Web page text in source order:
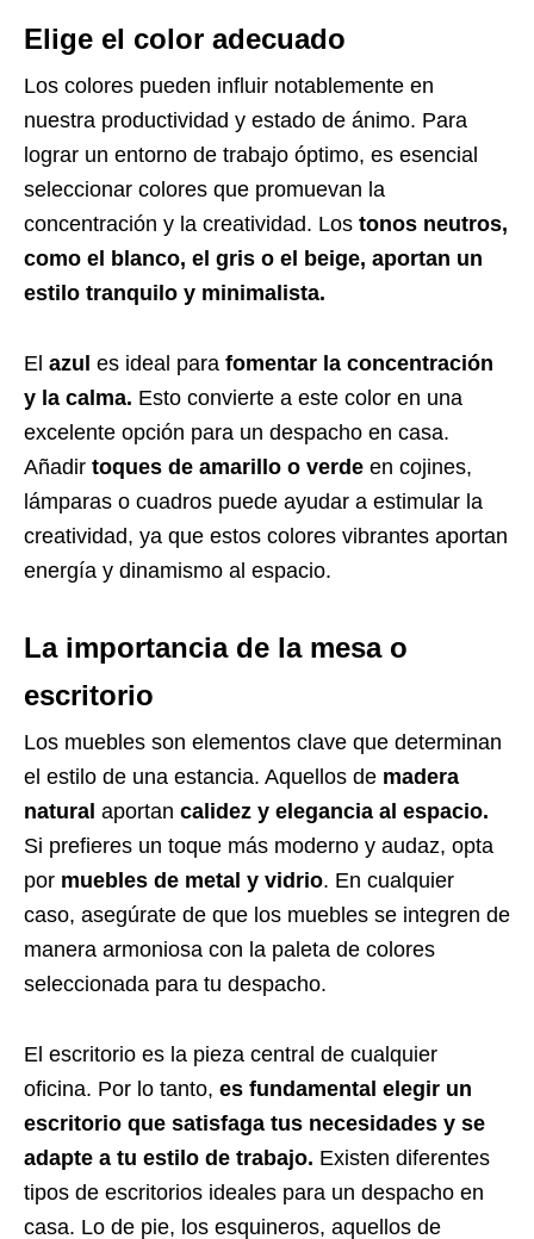
Elige el color adecuado
Los colores pueden influir notablemente en
nuestra productividad y estado de ánimo. Para
lograr un entorno de trabajo óptimo, es esencial
seleccionar colores que promuevan la
concentración y la creatividad. Los tonos neutros,
como el blanco, el gris o el beige, aportan un
estilo tranquilo y minimalista.
El azul es ideal para fomentar la concentración
y la calma. Esto convierte a este color en una
excelente opción para un despacho en casa.
Añadir toques de amarillo o verde en cojines,
lámparas o cuadros puede ayudar a estimular la
creatividad, ya que estos colores vibrantes aportan
energía y dinamismo al espacio.
La importancia de la mesa o
escritorio
Los muebles son elementos clave que determinan
el estilo de una estancia. Aquellos de madera
natural aportan calidez y elegancia al espacio.
Si prefieres un toque más moderno y audaz, opta
por muebles de metal y vidrio. En cualquier
caso, asegúrate de que los muebles se integren de
manera armoniosa con la paleta de colores
seleccionada para tu despacho.
El escritorio es la pieza central de cualquier
oficina. Por lo tanto, es fundamental elegir un
escritorio que satisfaga tus necesidades y se
adapte a tu estilo de trabajo. Existen diferentes
tipos de escritorios ideales para un despacho en
casa. Lo de pie, los esquineros, aquellos de